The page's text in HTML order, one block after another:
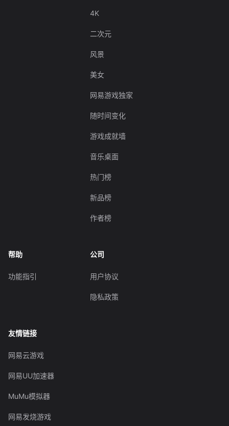
4K
二次元
风景
美女
网易游戏独家
随时间变化
游戏成就墙
音乐桌面
热门榜
新品榜
作者榜
帮助
功能指引
公司
用户协议
隐私政策
友情链接
网易云游戏
网易UU加速器
MuMu模拟器
网易发烧游戏